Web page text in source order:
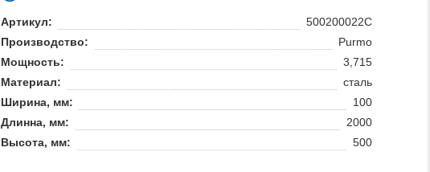
Артикул:
500200022C
Производство:
Purmo
Мощность:
3,715
Материал:
сталь
Ширина, мм:
100
Длинна, мм:
2000
Высота, мм:
500